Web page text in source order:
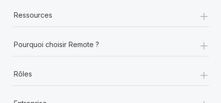
Ressources +
Pourquoi choisir Remote ? +
Rôles +